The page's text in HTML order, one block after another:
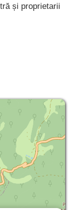
și proprietarii